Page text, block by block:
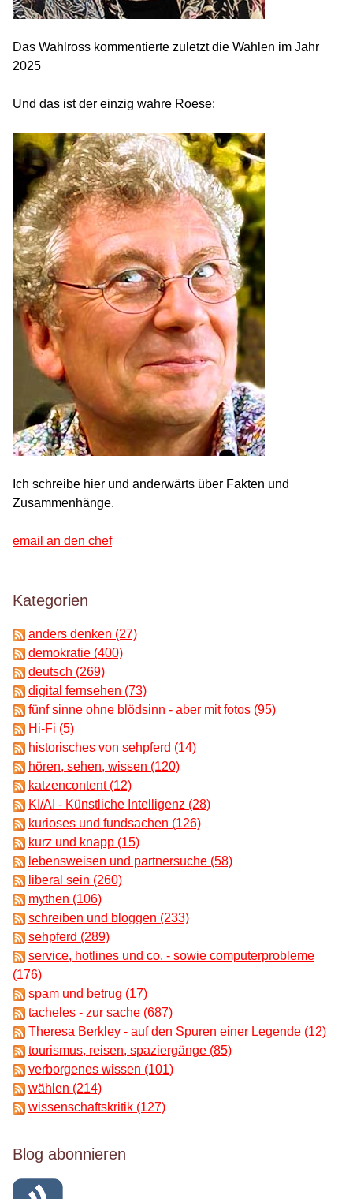
Das Wahlross kommentierte zuletzt die Wahlen im Jahr
2025
Und das ist der einzig wahre Roese:
Ich schreibe hier und anderwärts über Fakten und
Zusammenhänge.
email an den chef
Kategorien
anders denken (27)
demokratie (400)
deutsch (269)
digital fernsehen (73)
fünf sinne ohne blödsinn - aber mit fotos (95)
Hi-Fi (5)
historisches von sehpferd (14)
hören, sehen, wissen (120)
katzencontent (12)
KI/AI - Künstliche Intelligenz (28)
kurioses und fundsachen (126)
kurz und knapp (15)
lebensweisen und partnersuche (58)
liberal sein (260)
mythen (106)
schreiben und bloggen (233)
sehpferd (289)
service, hotlines und co. - sowie computerprobleme
(176)
spam und betrug (17)
tacheles - zur sache (687)
Theresa Berkley - auf den Spuren einer Legende (12)
tourismus, reisen, spaziergänge (85)
verborgenes wissen (101)
wählen (214)
wissenschaftskritik (127)
Blog abonnieren